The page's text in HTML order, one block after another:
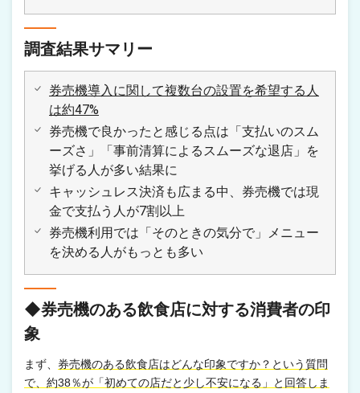
調査結果サマリー
券売機導入に関して複数台の設置を希望する人
は約47%
券売機で良かったと感じる点は「支払いのスム
ーズさ」「事前清算によるスムーズな退店」を
挙げる人が多い結果に
キャッシュレス決済も広まる中、券売機では現
金で支払う人が7割以上
券売機利用では「そのときの気分で」メニュー
を決める人がもっとも多い
◆券売機のある飲食店に対する消費者の印
象
まず、 券売機のある飲食店はどんな印象ですか？という質問
で、約38％が「初めての店だと少し不安になる」と回答しま